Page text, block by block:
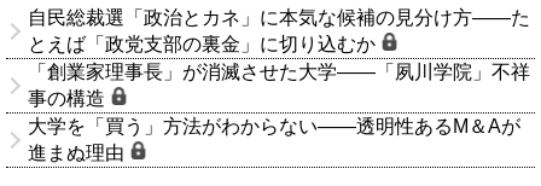
自民総裁選「政治とカネ」に本気な候補の見分け方――た
とえば「政党支部の裏金」に切り込むか
「創業家理事長」が消滅させた大学――「夙川学院」不祥
事の構造
大学を「買う」方法がわからない――透明性あるM＆Aが
進まぬ理由